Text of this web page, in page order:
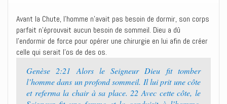
Avant la Chute, l’homme n’avait pas besoin de dormir, son corps
parfait n’éprouvait aucun besoin de sommeil. Dieu a dû
l’endormir de force pour opérer une chirurgie en lui afin de créer
celle qui serait l’os de des os.
Genèse 2:21 Alors le Seigneur Dieu fit tomber
l’homme dans un profond sommeil. Il lui prit une côte
et referma la chair à sa place. 22 Avec cette côte, le